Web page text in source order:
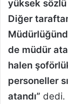
yüksek sözlü
Diğer
de müdür
halen
personeller
atandı” dedi.